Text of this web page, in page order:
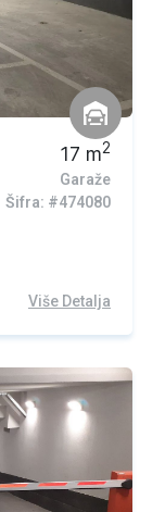
17 m2
Garaže
Šifra: #474080
Više Detalja